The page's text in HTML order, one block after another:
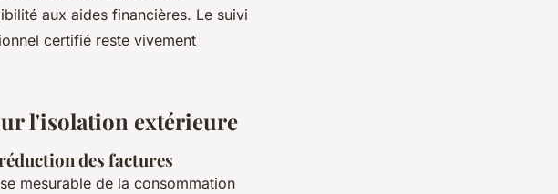
aux aides financières. Le suivi
certifié reste vivement
l'isolation extérieure
des factures
mesurable de la consommation